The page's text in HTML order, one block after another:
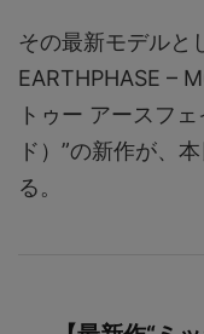
その最新モデルと
EARTHPHASE –
トゥー アースフ
ド）”の新作が、
る。